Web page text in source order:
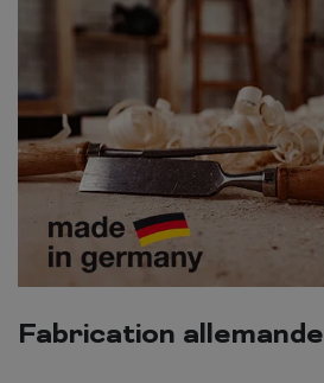
Fabrication allemande